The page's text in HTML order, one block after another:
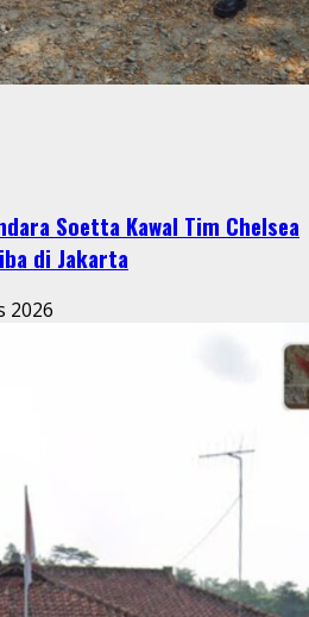
Soetta Kawal Tim Chelsea
di Jakarta
2026